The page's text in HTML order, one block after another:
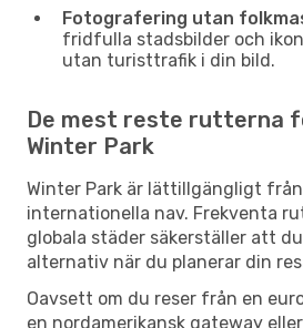
Fotografering utan
fridfulla stadsbilder och
utan turisttrafik i din bild.
De mest reste rutterna
Winter Park
Winter Park är lättillgängligt
internationella nav. Frekventa
globala städer säkerställer att
alternativ när du planerar din
Oavsett om du reser från en
en nordamerikansk gateway